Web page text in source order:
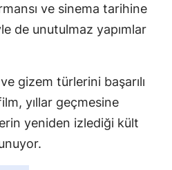
ve sinema tarihine
de unutulmaz yapımlar
gizem türlerini başarılı
yıllar geçmesine
yeniden izlediği kült